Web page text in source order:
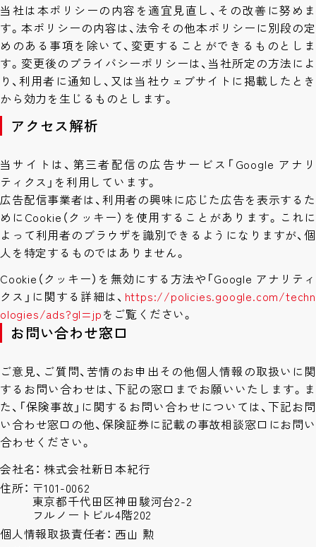
当社は本ポリシーの内容を適宜見直し、その改善に努めま
す。本ポリシーの内容は、法令その他本ポリシーに別段の定
めのある事項を除いて、変更することができるものとしま
す。変更後のプライバシーポリシーは、当社所定の方法によ
り、利用者に通知し、又は当社ウェブサイトに掲載したとき
から効力を生じるものとします。
アクセス解析
当サイトは、第三者配信の広告サービス「Google アナリ
ティクス」を利用しています。
広告配信事業者は、利用者の興味に応じた広告を表示するた
めにCookie（クッキー）を使用することがあります。これに
よって利用者のブラウザを識別できるようになりますが、個
人を特定するものではありません。
Cookie（クッキー）を無効にする方法や「Google アナリティ
クス」に関する詳細は、 https://policies.google.com/techn
ologies/ads?gl=jpをご覧ください。
お問い合わせ窓口
ご意見、ご質問、苦情のお申出その他個人情報の取扱いに関
するお問い合わせは、下記の窓口までお願いいたします。ま
た、「保険事故」に関するお問い合わせについては、下記お問
い合わせ窓口の他、保険証券に記載の事故相談窓口にお問い
合わせください。
会社名
株式会社新日本紀行
住所
〒101-0062
東京都千代田区神田駿河台2-2
フルノートビル4階202
個人情報取扱責任者 西山 勲